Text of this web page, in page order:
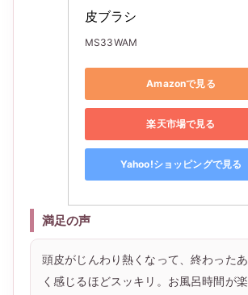
皮ブラシ
MS33WAM
Amazonで見る
楽天市場で見る
Yahoo!ショッピングで見る
満足の声
頭皮がじんわり熱くなって、終わった
く感じるほどスッキリ。お風呂時間が